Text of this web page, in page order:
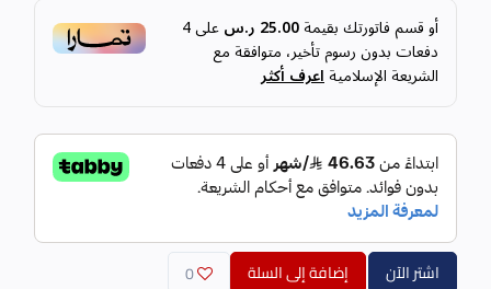
أو قسم فاتورتك بقيمة25.00 ر.س على4
دفعات بدون رسوم تأخير، متوافقة مع
الشريعة الإسلاميةاعرف أكثر
اشتر الآن إضافة إلى السلة 0